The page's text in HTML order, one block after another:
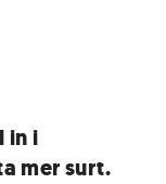
in i
mer surt.